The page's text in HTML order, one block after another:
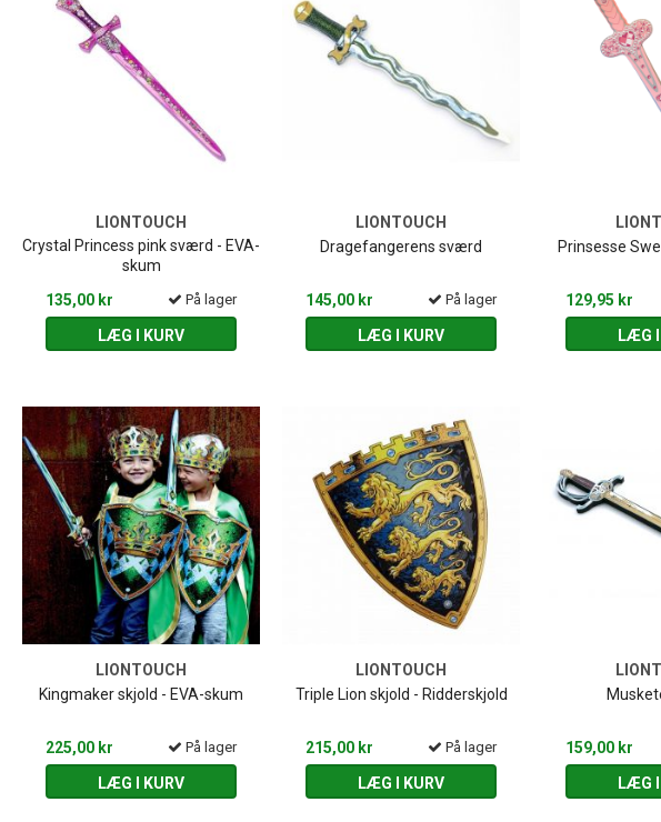
LIONTOUCH
Crystal Princess pink sværd - EVA-
skum
135,00 kr
På lager
LÆG I KURV
LIONTOUCH
Dragefangerens sværd
145,00 kr På lager
LÆG I KURV
Prinsesse
129,95 kr
LÆG
LIONTOUCH
Kingmaker skjold - EVA-skum
225,00 kr På lager
LÆG I KURV
LIONTOUCH
Triple Lion skjold - Ridderskjold
215,00 kr På lager
LÆG I KURV
159,00 kr
LÆG